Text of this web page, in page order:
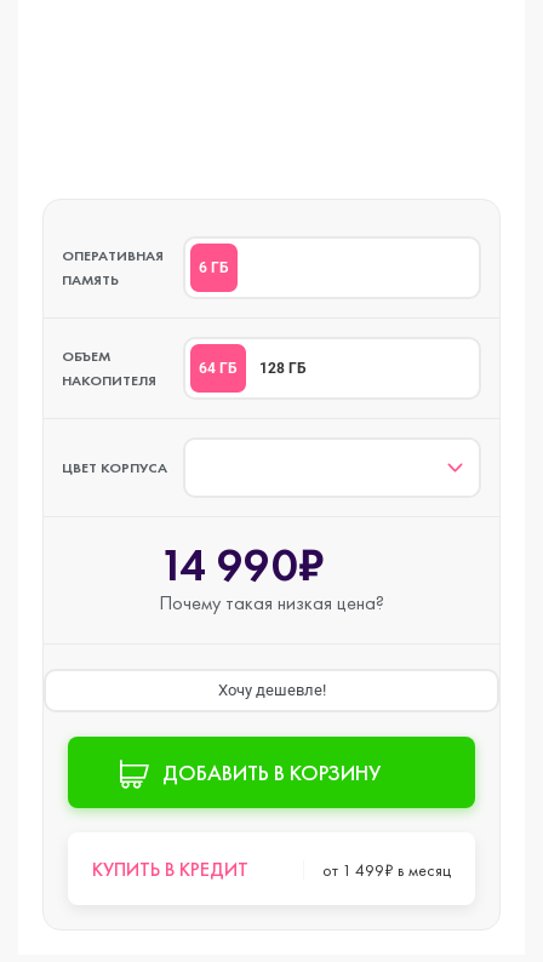
ОПЕРАТИВНАЯ
ПАМЯТЬ
6 ГБ
ОБЪЕМ
НАКОПИТЕЛЯ
64 ГБ 128 ГБ
ЦВЕТ КОРПУСА
14 990₽
Почему такая низкая цена?
Хочу дешевле!
ДОБАВИТЬ В КОРЗИНУ
КУПИТЬ В КРЕДИТ от 1 499₽ в месяц